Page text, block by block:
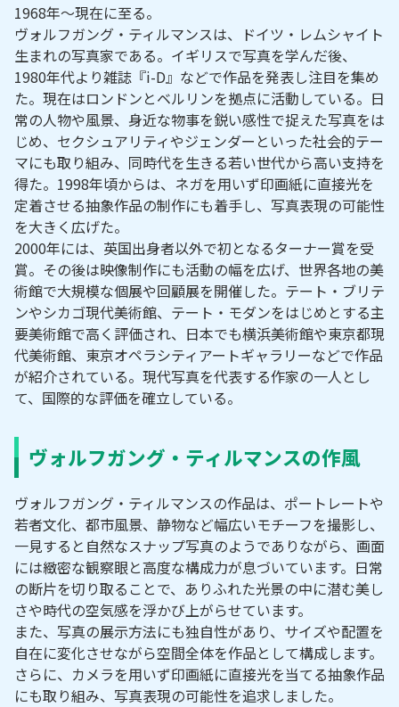
1968年～現在に至る。
ヴォルフガング・ティルマンスは、ドイツ・レムシャイト
生まれの写真家である。イギリスで写真を学んだ後、
1980年代より雑誌『i-D』などで作品を発表し注目を集め
た。現在はロンドンとベルリンを拠点に活動している。日
常の人物や風景、身近な物事を鋭い感性で捉えた写真をは
じめ、セクシュアリティやジェンダーといった社会的テー
マにも取り組み、同時代を生きる若い世代から高い支持を
得た。1998年頃からは、ネガを用いず印画紙に直接光を
定着させる抽象作品の制作にも着手し、写真表現の可能性
を大きく広げた。
2000年には、英国出身者以外で初となるターナー賞を受
賞。その後は映像制作にも活動の幅を広げ、世界各地の美
術館で大規模な個展や回顧展を開催した。テート・ブリテ
ンやシカゴ現代美術館、テート・モダンをはじめとする主
要美術館で高く評価され、日本でも横浜美術館や東京都現
代美術館、東京オペラシティアートギャラリーなどで作品
が紹介されている。現代写真を代表する作家の一人とし
て、国際的な評価を確立している。
ヴォルフガング・ティルマンスの作風
ヴォルフガング・ティルマンスの作品は、ポートレートや
若者文化、都市風景、静物など幅広いモチーフを撮影し、
一見すると自然なスナップ写真のようでありながら、画面
には緻密な観察眼と高度な構成力が息づいています。日常
の断片を切り取ることで、ありふれた光景の中に潜む美し
さや時代の空気感を浮かび上がらせています。
また、写真の展示方法にも独自性があり、サイズや配置を
自在に変化させながら空間全体を作品として構成します。
さらに、カメラを用いず印画紙に直接光を当てる抽象作品
にも取り組み、写真表現の可能性を追求しました。